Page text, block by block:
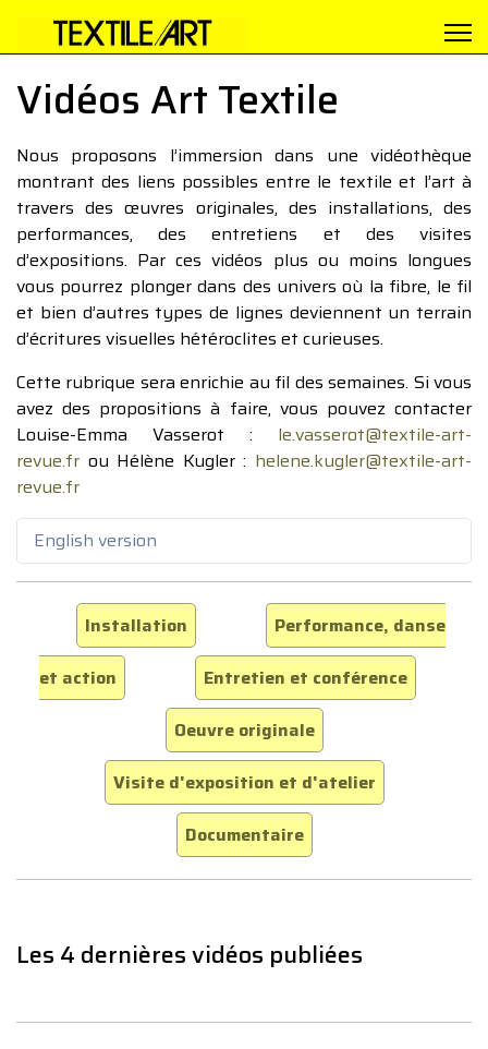
Vidéos Art Textile
Nous proposons l’immersion dans une vidéothèque
montrant des liens possibles entre le textile et l’art à
travers des œuvres originales, des installations, des
performances, des entretiens et des visites
d’expositions. Par ces vidéos plus ou moins longues
vous pourrez plonger dans des univers où la fibre, le fil
et bien d’autres types de lignes deviennent un terrain
d’écritures visuelles hétéroclites et curieuses.
Cette rubrique sera enrichie au fil des semaines. Si vous
avez des propositions à faire, vous pouvez contacter
Louise-Emma Vasserot : le.vasserot@textile-art-
revue.fr ou Hélène Kugler : helene.kugler@textile-art-
revue.fr
English version
Installation
Performance, danse
et action
Entretien et conférence
Oeuvre originale
Visite d'exposition et d'atelier
Documentaire
Les 4 dernières vidéos publiées